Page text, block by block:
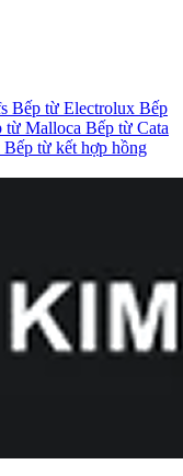
Bếp từ Electrolux Bếp
từ Malloca Bếp từ Cata
Bếp từ kết hợp hồng